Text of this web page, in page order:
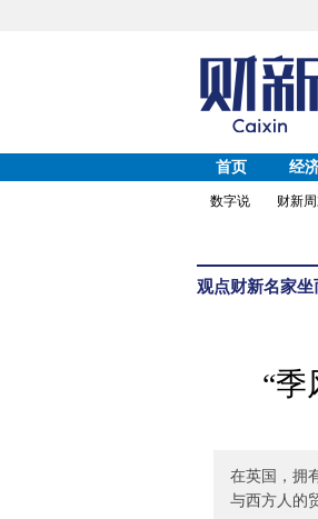
首页 经
数字说
财新
观点财新名家坐
“
在英国，拥
与西方人的